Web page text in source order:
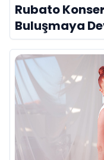
Rubato
Buluşmaya